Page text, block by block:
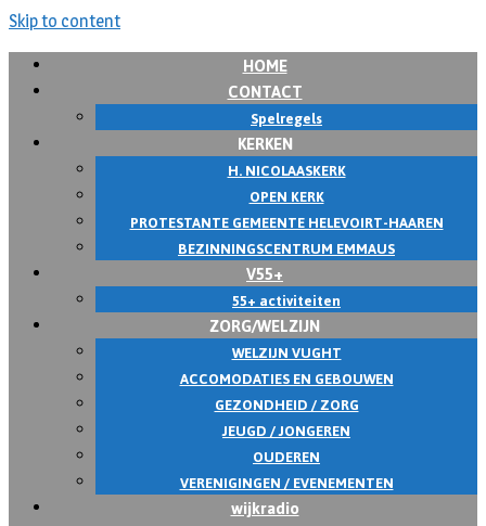
Skip to content
HOME
CONTACT
Spelregels
KERKEN
H. NICOLAASKERK
OPEN KERK
PROTESTANTE GEMEENTE HELEVOIRT-HAAREN
BEZINNINGSCENTRUM EMMAUS
V55+
55+ activiteiten
ZORG/WELZIJN
WELZIJN VUGHT
ACCOMODATIES EN GEBOUWEN
GEZONDHEID / ZORG
JEUGD / JONGEREN
OUDEREN
VERENIGINGEN / EVENEMENTEN
wijkradio